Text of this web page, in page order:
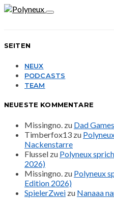
SEITEN
NEUX
PODCASTS
TEAM
NEUESTE KOMMENTARE
Missingno. zu Dad
Timberfox13 zu
Nackenstarre
Flussel zu Polyneux
2026)
Missingno. zu Polyneux
Edition 2026)
SpielerZwei zu Nanaaa